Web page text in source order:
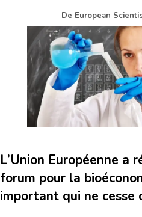
De European
L’Union Européenne a
forum pour la
important qui ne cesse